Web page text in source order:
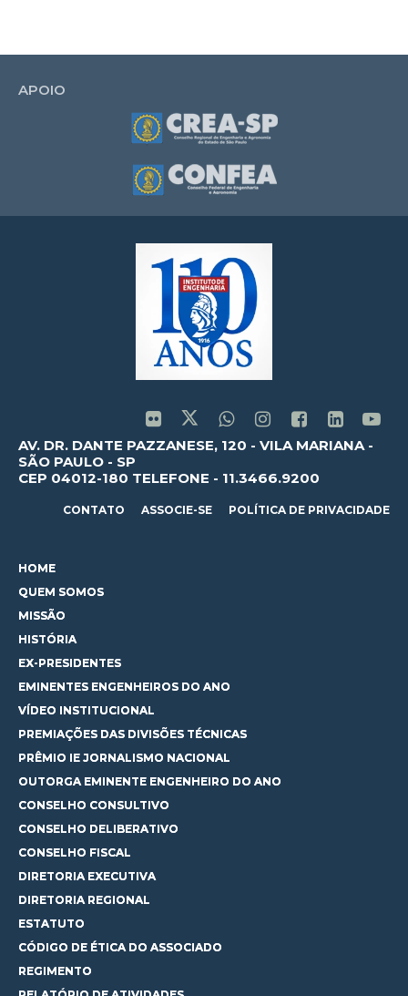
APOIO
AV. DR. DANTE PAZZANESE, 120 - VILA MARIANA -
SÃO PAULO - SP
CEP 04012-180 TELEFONE - 11.3466.9200
CONTATO ASSOCIE-SE POLÍTICA DE PRIVACIDADE
HOME
QUEM SOMOS
MISSÃO
HISTÓRIA
EX-PRESIDENTES
EMINENTES ENGENHEIROS DO ANO
VÍDEO INSTITUCIONAL
PREMIAÇÕES DAS DIVISÕES TÉCNICAS
PRÊMIO IE JORNALISMO NACIONAL
OUTORGA EMINENTE ENGENHEIRO DO ANO
CONSELHO CONSULTIVO
CONSELHO DELIBERATIVO
CONSELHO FISCAL
DIRETORIA EXECUTIVA
DIRETORIA REGIONAL
ESTATUTO
CÓDIGO DE ÉTICA DO ASSOCIADO
REGIMENTO